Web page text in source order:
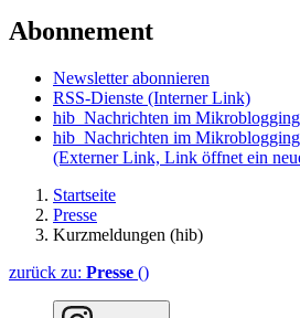
Abonnement
Newsletter abonnieren
RSS-Dienste (Interner Link)
hib_Nachrichten im
hib_Nachrichten im
(Externer Link, Link öffnet ein
Startseite
Presse
Kurzmeldungen (hib)
zurück zu: Presse ()